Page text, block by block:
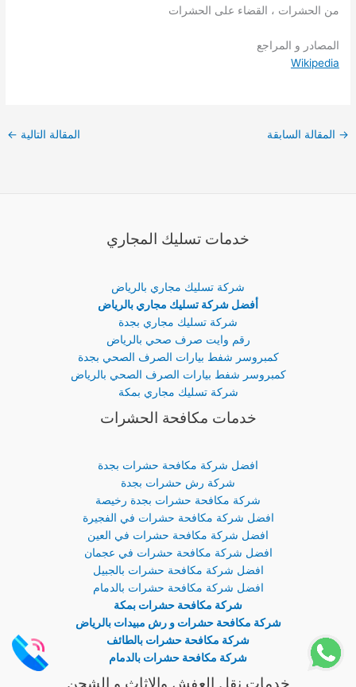
من الحشرات ، القضاء على الحشرات
المصادر و المراجع
Wikipedia
→ المقالة السابقة المقالة التالية ←
خدمات تسليك المجاري
شركة تسليك مجاري بالرياض
أفضل شركة تسليك مجاري بالرياض
شركة تسليك مجاري بجدة
رقم وايت صرف صحي بالرياض
كمبروسر شفط بيارات الصرف الصحي بجدة
كمبروسر شفط بيارات الصرف الصحي بالرياض
شركة تسليك مجاري بمكة
خدمات مكافحة الحشرات
افضل شركة مكافحة حشرات بجدة
شركة رش حشرات بجدة
شركة مكافحة حشرات بجدة رخيصة
افضل شركة مكافحة حشرات في الفجيرة
افضل شركة مكافحة حشرات في العين
افضل شركة مكافحة حشرات في عجمان
افضل شركة مكافحة حشرات بالجبيل
افضل شركة مكافحة حشرات بالدمام
شركة مكافحة حشرات بمكة
شركة مكافحة حشرات و رش مبيدات بالرياض
شركة مكافحة حشرات بالطائف
شركة مكافحة حشرات بالدمام
خدمات نقل العفش والاثاث و الشحن